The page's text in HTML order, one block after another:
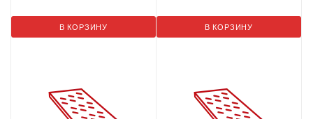
В КОРЗИНУ В КОРЗИНУ